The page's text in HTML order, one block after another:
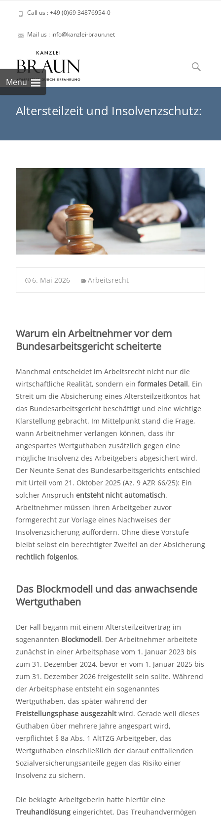
Call us : +49 (0)69 34876954-0
Mail us : info@kanzlei-braun.net
Menu
to
content
Suchen
nach:
Altersteilzeit und Insolvenzschutz:
6. Mai 2026 Arbeitsrecht
Warum ein Arbeitnehmer vor dem
Bundesarbeitsgericht scheiterte
Manchmal entscheidet im Arbeitsrecht nicht nur die
wirtschaftliche Realität, sondern ein formales Detail. Ein
Streit um die Absicherung eines Altersteilzeitkontos hat
das Bundesarbeitsgericht beschäftigt und eine wichtige
Klarstellung gebracht. Im Mittelpunkt stand die Frage,
wann Arbeitnehmer verlangen können, dass ihr
angespartes Wertguthaben zusätzlich gegen eine
mögliche Insolvenz des Arbeitgebers abgesichert wird.
Der Neunte Senat des Bundesarbeitsgerichts entschied
mit Urteil vom 21. Oktober 2025 (Az. 9 AZR 66/25): Ein
solcher Anspruch entsteht nicht automatisch.
Arbeitnehmer müssen ihren Arbeitgeber zuvor
formgerecht zur Vorlage eines Nachweises der
Insolvenzsicherung auffordern. Ohne diese Vorstufe
bleibt selbst ein berechtigter Zweifel an der Absicherung
rechtlich folgenlos.
Das Blockmodell und das anwachsende
Wertguthaben
Der Fall begann mit einem Altersteilzeitvertrag im
sogenannten Blockmodell. Der Arbeitnehmer arbeitete
zunächst in einer Arbeitsphase vom 1. Januar 2023 bis
zum 31. Dezember 2024, bevor er vom 1. Januar 2025 bis
zum 31. Dezember 2026 freigestellt sein sollte. Während
der Arbeitsphase entsteht ein sogenanntes
Wertguthaben, das später während der
Freistellungsphase ausgezahltwird. Gerade weil dieses
Guthaben über mehrere Jahre angespart wird,
verpflichtet § 8a Abs. 1 AltTZG Arbeitgeber, das
Wertguthaben einschließlich der darauf entfallenden
Sozialversicherungsanteile gegen das Risiko einer
Insolvenz zu sichern.
Die beklagte Arbeitgeberin hatte hierfür eine
Treuhandlösung eingerichtet. Das Treuhandvermögen